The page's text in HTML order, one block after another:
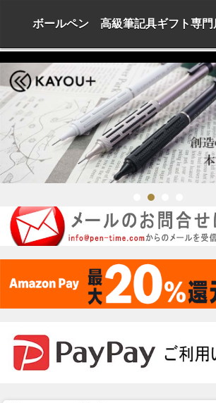
ボールペン 高級筆記具ギフト専門